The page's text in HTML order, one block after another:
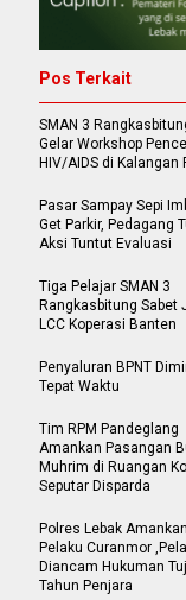
Pos Terkait
SMAN 3
Gelar Workshop
HIV/AIDS di Kalangan
Pasar Sampay Sepi
Get Parkir, Pedagang
Aksi Tuntut Evaluasi
Tiga Pelajar SMAN 3
Rangkasbitung Sabet
LCC Koperasi Banten
Penyaluran BPNT
Tepat Waktu
Tim RPM Pandeglang
Amankan Pasangan
Muhrim di Ruangan
Seputar Disparda
Polres Lebak
Pelaku Curanmor
Diancam Hukuman
Tahun Penjara